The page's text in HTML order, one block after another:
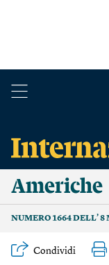
Americhe
NUMERO 1664 DELL’ 8
Condividi